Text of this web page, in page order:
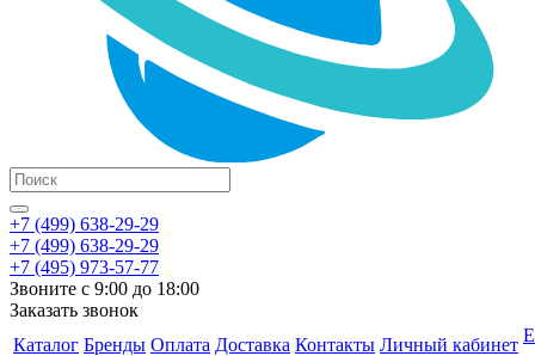
+7 (499) 638-29-29
+7 (499) 638-29-29
+7 (495) 973-57-77
Звоните с 9:00 до 18:00
Заказать звонок
Каталог Бренды Оплата Доставка Контакты Личный кабинет